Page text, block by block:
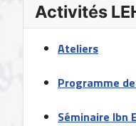
Activités
Ateliers
Programme
Séminaire Ibn